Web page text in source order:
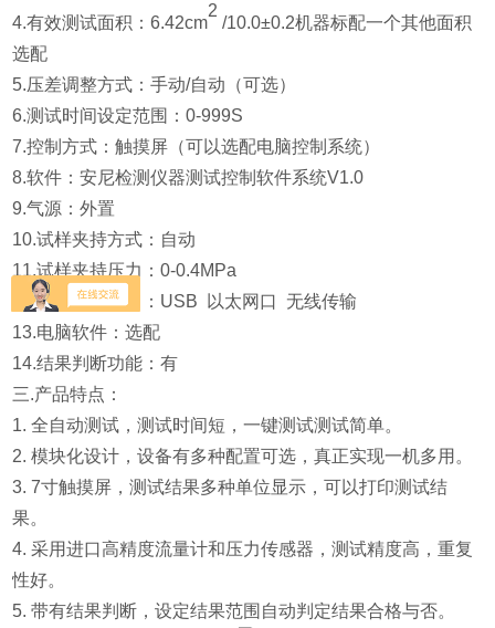
4.有效测试面积：6.42cm
2
/10.0±0.2机器标配一个其他面积
选配
5.压差调整方式：手动/自动（可选）
6.测试时间设定范围：0-999S
7.控制方式：触摸屏（可以选配电脑控制系统）
8.软件：安尼检测仪器测试控制软件系统V1.0
9.气源：外置
10.试样夹持方式：自动
11.试样夹持压力：0-0.4MPa
12.数据通讯接口：USB 以太网口 无线传输
13.电脑软件：选配
14.结果判断功能：有
三.产品特点：
1. 全自动测试，测试时间短，一键测试测试简单。
2. 模块化设计，设备有多种配置可选，真正实现一机多用。
3. 7寸触摸屏，测试结果多种单位显示，可以打印测试结
果。
4. 采用进口高精度流量计和压力传感器，测试精度高，重复
性好。
5. 带有结果判断，设定结果范围自动判定结果合格与否。